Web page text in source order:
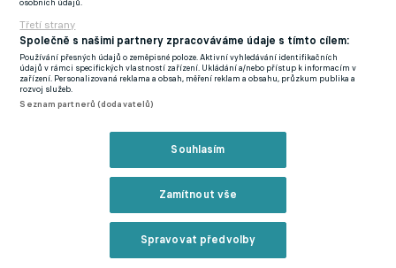
Podmínky užití
Zásady ochrany osobních údajů
GDPR a žurnalistika
osobních údajů.
Třetí strany
Společně s našimi partnery zpracováváme údaje s tímto cílem:
Používání přesných údajů o zeměpisné poloze. Aktivní vyhledávání identifikačních
údajů v rámci specifických vlastností zařízení. Ukládání a/nebo přístup k informacím v
zařízení. Personalizovaná reklama a obsah, měření reklam a obsahu, průzkum publika a
rozvoj služeb.
Seznam partnerů (dodavatelů)
Souhlasím
Zamítnout vše
Spravovat předvolby